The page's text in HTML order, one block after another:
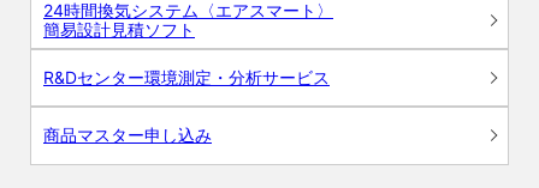
24時間換気システム〈エアスマート〉
簡易設計見積ソフト
R&Dセンター環境測定・分析サービス
商品マスター申し込み